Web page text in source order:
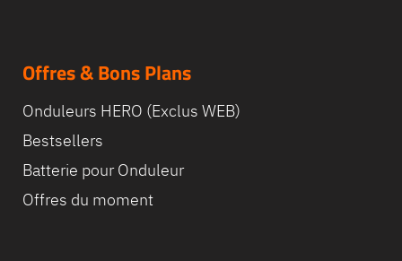
Offres & Bons Plans
Onduleurs HERO (Exclus WEB)
Bestsellers
Batterie pour Onduleur
Offres du moment